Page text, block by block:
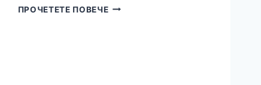
ПРОЧЕТЕТЕ ПОВЕЧЕМЕТЪЛ